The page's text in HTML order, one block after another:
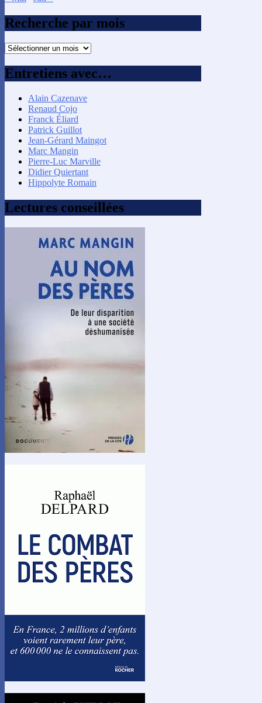
Recherche par mois
Recherche
mois
Entretiens avec…
Alain Cazenave
Renaud Cojo
Franck Éliard
Patrick Guillot
Jean-Gérard Maingot
Marc Mangin
Pierre-Luc Marville
Didier Quiertant
Hippolyte Romain
Lectures conseillées